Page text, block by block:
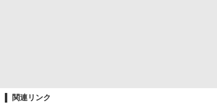
関連リンク